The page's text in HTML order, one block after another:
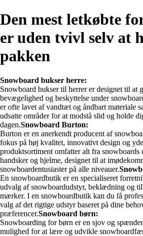
Den mest letkøbte
er uden tvivl selv at
pakken
Snowboard bukser herre:
Snowboard bukser til herrer er designet til at
bevægelighed og beskyttelse under
er ofte lavet af vandtæt og åndbart materiale
udsatte områder for at modstå slid og holde
dagen.Snowboard Burton:
Burton er en anerkendt producent af
fokus på høj kvalitet, innovativt design og
produktsortiment omfatter alt fra
handsker og hjelme, designet til at
snowboardentusiaster på alle niveauer.
En snowboardbutik er en specialiseret
udvalg af snowboardudstyr, beklædning og
mærker. I en snowboardbutik kan du få
valg af det rigtige udstyr baseret på dine
præferencer.Snowboard børn:
Snowboarding for børn er en sjov og
mulighed for at lære og udvikle